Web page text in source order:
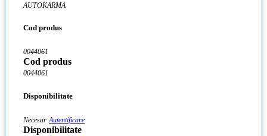
AUTOKARMA
Cod produs
0044061
Cod produs
0044061
Disponibilitate
Necesar Autentificare
Disponibilitate